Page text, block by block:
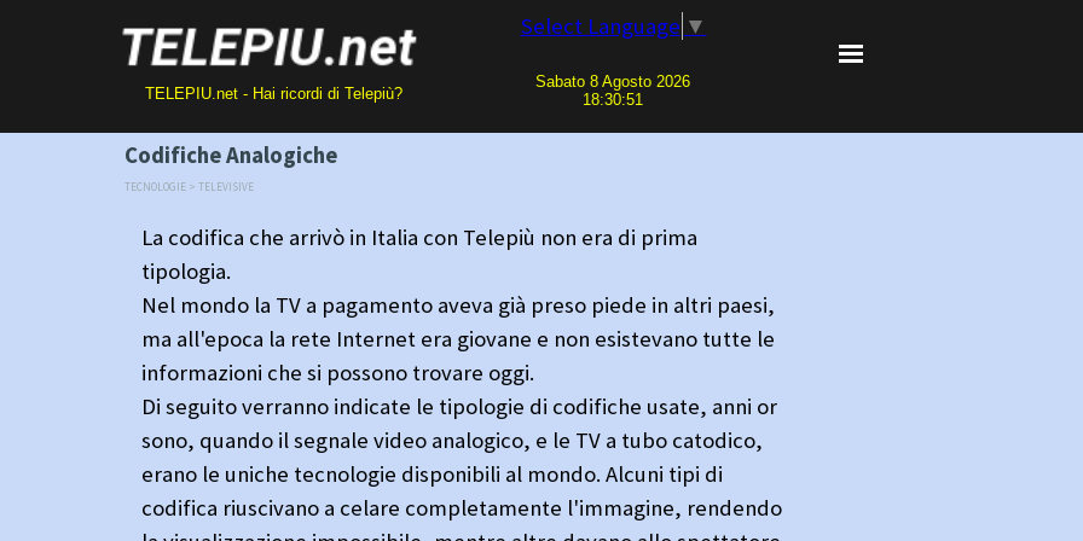
TELEPIU.net - Hai ricordi di Telepiù? Programmi o videocassette VHS inerenti Telepiù? Vuoi segnalare un personaggio o un particolare
Sabato 8 Agosto 2026
18:30:52
Select Language ▼
Codifiche Analogiche
TECNOLOGIE > TELEVISIVE
La codifica che arrivò in Italia con Telepiù non era di prima
tipologia.
Nel mondo la TV a pagamento aveva già preso piede in altri paesi,
ma all'epoca la rete Internet era giovane e non esistevano tutte le
informazioni che si possono trovare oggi.
Di seguito verranno indicate le tipologie di codifiche usate, anni or
sono, quando il segnale video analogico, e le TV a tubo catodico,
erano le uniche tecnologie disponibili al mondo. Alcuni tipi di
codifica riuscivano a celare completamente l'immagine, rendendo